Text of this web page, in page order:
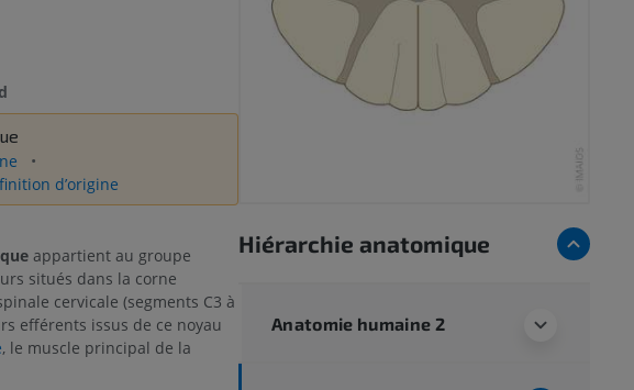
d’origine
appartient au groupe
situés dans la corne
cervicale (segments C3 à
efférents issus de ce noyau
, le muscle principal de la
Hiérarchie anatomique
Anatomie humaine 2